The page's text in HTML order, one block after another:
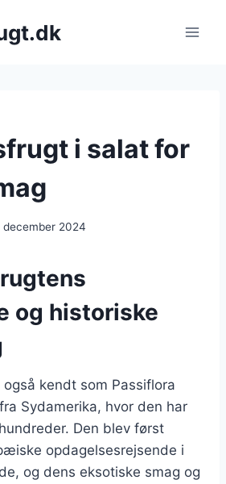
i salat for
december 2024
og historiske
kendt som Passiflora
Sydamerika, hvor den har
Den blev først
opdagelsesrejsende i
og dens eksotiske smag og